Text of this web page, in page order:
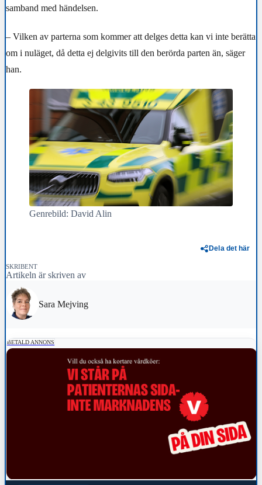
samband med händelsen.
– Vilken av parterna som kommer att delges detta kan vi inte berätta
om i nuläget, då detta ej delgivits till den berörda parten än, säger
han.
Genrebild: David Alin
Dela det här
SKRIBENT
Artikeln är skriven av
Sara Mejving
BETALD ANNONS